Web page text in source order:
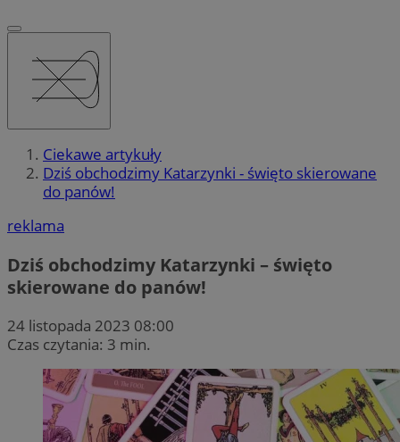
Ciekawe artykuły
Dziś obchodzimy Katarzynki - święto skierowane
do panów!
reklama
Dziś obchodzimy Katarzynki – święto
skierowane do panów!
24 listopada 2023 08:00
Czas czytania: 3 min.